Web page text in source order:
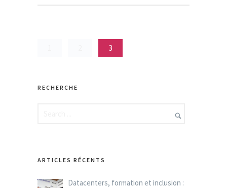
3
RECHERCHE
ARTICLES RÉCENTS
Datacenters, formation et inclusion :